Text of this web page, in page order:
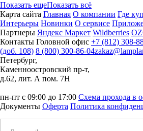
Показать ещеПоказать всё
Карта сайта Главная О компании Где
Интерьеры Новинки О сервисе
Партнеры Яндекс Маркет Wildberries
Контакты Головной офис +7 (812) 308-
(доб. 108) 8 (800) 300-86-04
Петербург,
Каменноостровский пр-т,
д.62, лит. А пом. 7Н
пн-пт с 09:00 до 17:00 Схема прохода в
Документы Оферта Политика